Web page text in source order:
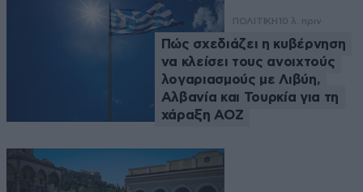
ΠΟΛΙΤΙΚΗ 10 λ. πριν
Πώς σχεδιάζει η κυβέρνηση
να κλείσει τους ανοιχτούς
λογαριασμούς με Λιβύη,
Αλβανία και Τουρκία για τη
χάραξη ΑΟΖ